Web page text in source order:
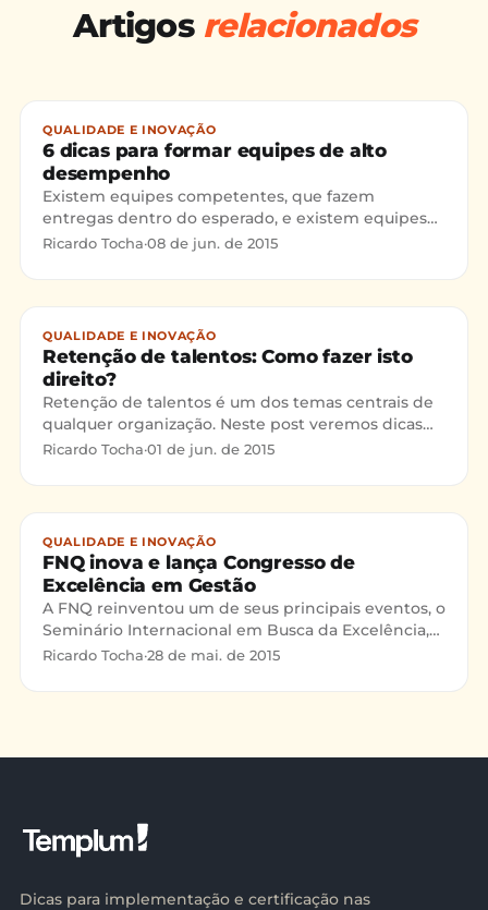
Artigos relacionados
QUALIDADE E INOVAÇÃO
6 dicas para formar equipes de alto
desempenho
Existem equipes competentes, que fazem
entregas dentro do esperado, e existem equipes
de alto desempenho. Estas últimas surpreendem,
desempenho? É exatamente isto que iremos ver
no texto de hoje.
Ricardo Tocha·08 de jun. de 2015
QUALIDADE E INOVAÇÃO
Retenção de talentos: Como fazer isto
direito?
Retenção de talentos é um dos temas centrais de
qualquer organização. Neste post veremos dicas
práticas, que se adotadas irão garantir um melhor
dicas fornecidas irão ajudar e muito sua
organização.
Ricardo Tocha·01 de jun. de 2015
QUALIDADE E INOVAÇÃO
FNQ inova e lança Congresso de
Excelência em Gestão
A FNQ reinventou um de seus principais eventos, o
Seminário Internacional em Busca da Excelência,
que passa a ser o Congresso FNQ de Excelência
Ricardo Tocha·28 de mai. de 2015
Dicas para implementação e certificação nas